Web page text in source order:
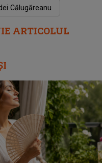
ARTICOLUL
Călugăreanu